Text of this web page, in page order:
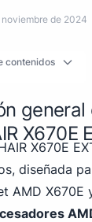
de 2024
contenidos
general
X670E
X670E
diseñada
AMD X670E